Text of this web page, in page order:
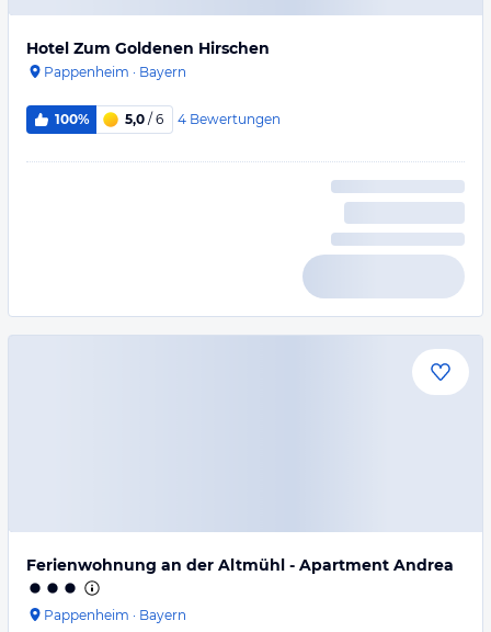
Hotel Zum Goldenen Hirschen
Pappenheim · Bayern
100% 5,0 / 6 4 Bewertungen
Ferienwohnung an der Altmühl - Apartment Andrea
Pappenheim · Bayern